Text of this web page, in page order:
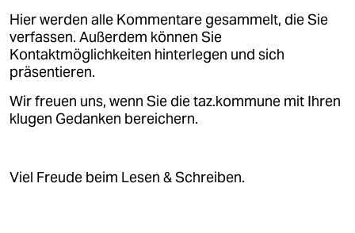
Hier werden alle Kommentare gesammelt, die Sie
verfassen. Außerdem können Sie
Kontaktmöglichkeiten hinterlegen und sich
präsentieren.
Wir freuen uns, wenn Sie die taz.kommune mit Ihren
klugen Gedanken bereichern.
Viel Freude beim Lesen & Schreiben.